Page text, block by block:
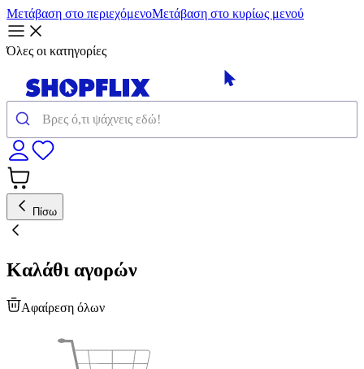
Μετάβαση στο περιεχόμενοΜετάβαση στο κυρίως μενού
Όλες οι κατηγορίες
Πίσω
Καλάθι αγορών
Αφαίρεση όλων